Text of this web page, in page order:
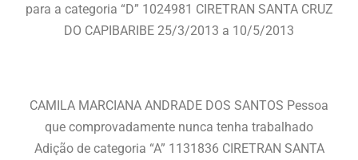
para a categoria “D” 1024981 CIRETRAN SANTA CRUZ
DO CAPIBARIBE 25/3/2013 a 10/5/2013
CAMILA MARCIANA ANDRADE DOS SANTOS Pessoa
que comprovadamente nunca tenha trabalhado
Adição de categoria “A” 1131836 CIRETRAN SANTA